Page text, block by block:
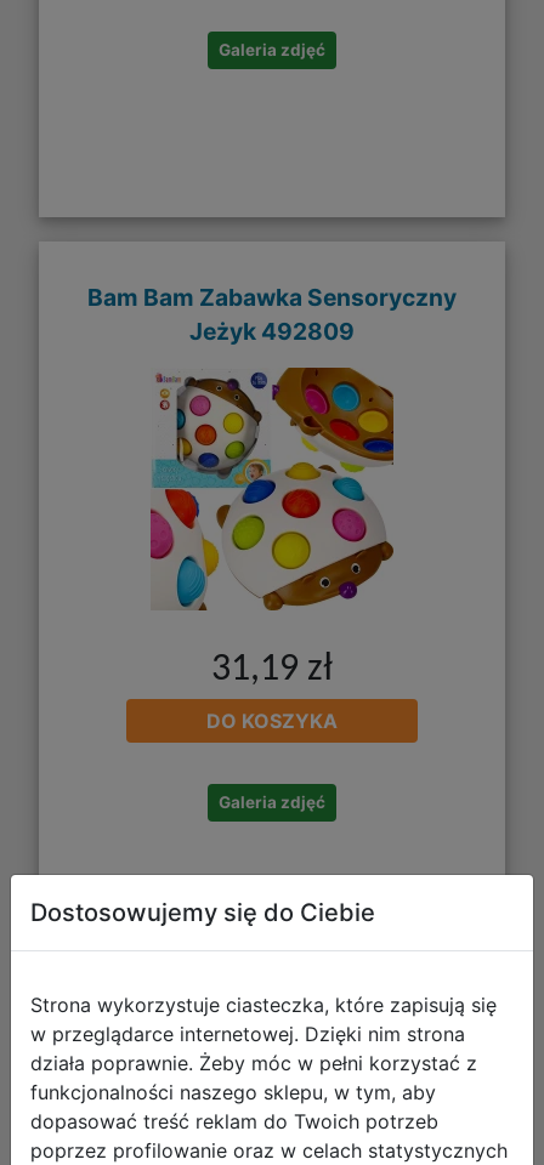
Galeria zdjęć
Bam Bam Zabawka Sensoryczny
Jeżyk 492809
31,19 zł
DO KOSZYKA
Galeria zdjęć
Bam Bam Zabawka Sensoryczna
Żółw 492756
Dostosowujemy się do Ciebie
Strona wykorzystuje ciasteczka, które zapisują się
w przeglądarce internetowej. Dzięki nim strona
działa poprawnie. Żeby móc w pełni korzystać z
funkcjonalności naszego sklepu, w tym, aby
dopasować treść reklam do Twoich potrzeb
poprzez profilowanie oraz w celach statystycznych